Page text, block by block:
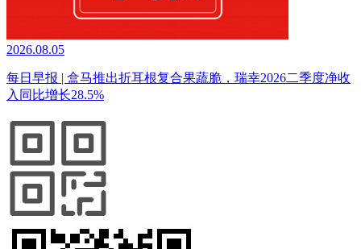
2026.08.05
每日早报 | 盒马推出折耳根复合果蔬脆，瑞幸2026二季度净收
入同比增长28.5%